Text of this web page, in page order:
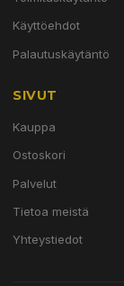
Käyttöehdot
Palautuskäytäntö
SIVUT
Kauppa
Ostoskori
Palvelut
Tietoa meistä
Yhteystiedot